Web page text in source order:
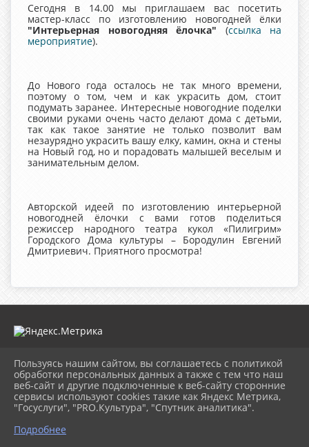
Сегодня в 14.00 мы приглашаем вас посетить
мастер-класс по изготовлению новогодней ёлки
"Интерьерная новогодняя ёлочка" (ссылка на
мероприятие).
До Нового года осталось не так много времени,
поэтому о том, чем и как украсить дом, стоит
подумать заранее. Интересные новогодние поделки
своими руками очень часто делают дома с детьми,
так как такое занятие не только позволит вам
незаурядно украсить вашу елку, камин, окна и стены
на Новый год, но и порадовать малышей веселым и
занимательным делом.
Авторской идеей по изготовлению интерьерной
новогодней ёлочки с вами готов поделиться
режиссер народного театра кукол «Пилигрим»
Городского Дома культуры – Бородулин Евгений
Дмитриевич. Приятного просмотра!
2026 г. mugdk.ru
Вход
Карта сайта
Политика обработки персональных данных
Сделано на KubCMS
Пользуясь нашим сайтом, вы соглашаетесь с политикой
обработки персональных данных а также с тем что наш
веб-сайт и другие подключенные к веб-сайту сторонние
сервисы используют cookies такие как Яндекс Метрика,
"Госуслуги", "PRO.Культура", "Спутник аналитика".
Подробнее